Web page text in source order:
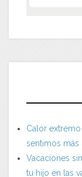
Calor
sentimos más
Vacaciones
tu hijo en las